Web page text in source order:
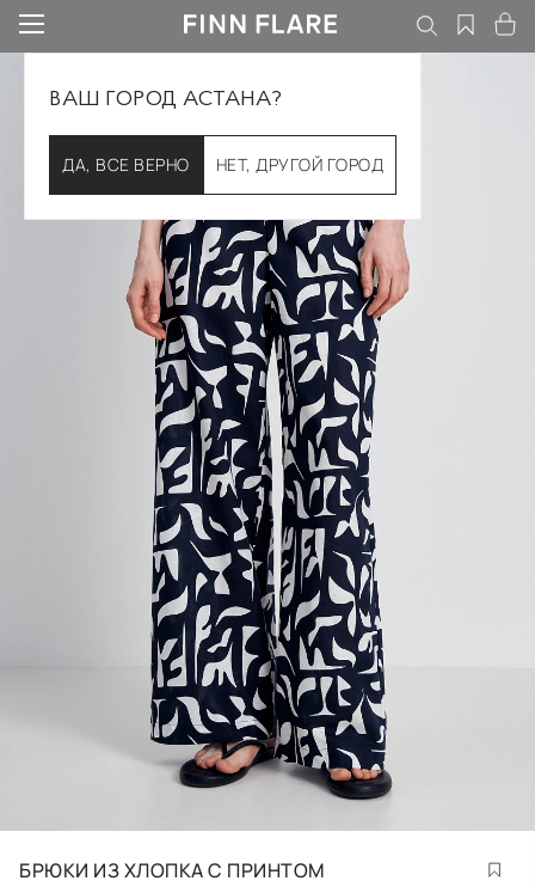
ВАШ ГОРОД АСТАНА?
ДА, ВСЕ ВЕРНО НЕТ, ДРУГОЙ ГОРОД
БРЮКИ ИЗ ХЛОПКА С ПРИНТОМ